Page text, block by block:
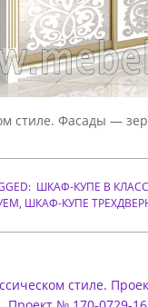
стиле. Фасады —
ШКАФ-КУПЕ В
, ШКАФ-КУПЕ
стиле.